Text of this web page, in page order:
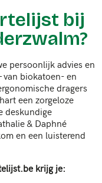
bij
persoonlijk advies en
biokatoen- en
dragers
een zorgeloze
deskundige
& Daphné
en een luisterend
krijg je: